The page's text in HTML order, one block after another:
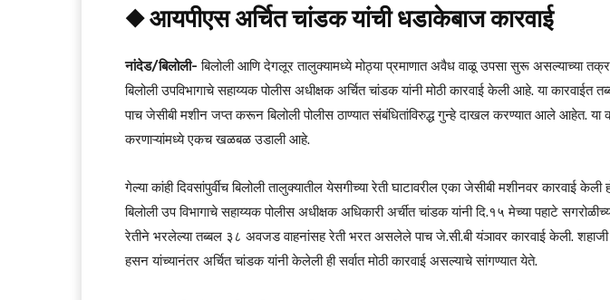
◆ आयपीएस अर्चित चांडक यांची धडाकेबाज कारवाई
नांदेड/बिलोली- बिलोली आणि देगलूर तालुक्यामध्ये मोठ्या प्रमाणात अवैध वाळू उपसा सुरू असल्याच्या
बिलोली उपविभागाचे सहाय्यक पोलीस अधीक्षक अर्चित चांडक यांनी मोठी कारवाई केली आहे. या
पाच जेसीबी मशीन जप्त करून बिलोली पोलीस ठाण्यात संबंधितांविरुद्ध गुन्हे दाखल करण्यात आले आहेत.
करणाऱ्यांमध्ये एकच खळबळ उडाली आहे.
गेल्या कांही दिवसांपुर्वीच बिलोली तालुक्यातील येसगीच्या रेती घाटावरील एका जेसीबी मशीनवर कारवाई केली
बिलोली उप विभागाचे सहाय्यक पोलीस अधीक्षक अधिकारी अर्चीत चांडक यांनी दि.१५ मेच्या पहाटे
रेतीने भरलेल्या तब्बल ३८ अवजड वाहनांसह रेती भरत असलेले पाच जे.सी.बी यंञावर कारवाई केली.
हसन यांच्यानंतर अर्चित चांडक यांनी केलेली ही सर्वात मोठी कारवाई असल्याचे सांगण्यात येते.